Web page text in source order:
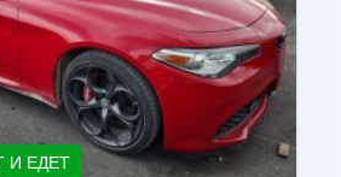
И ЕДЕТ